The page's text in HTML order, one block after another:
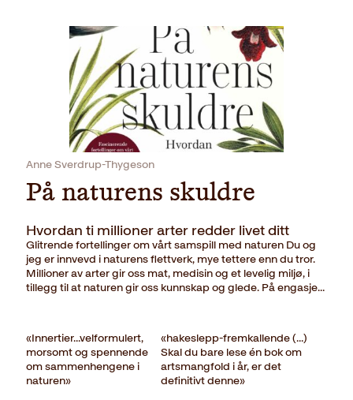
Anne Sverdrup-Thygeson
På naturens skuldre
Hvordan ti millioner arter redder livet ditt
Glitrende fortellinger om vårt samspill med naturen Du og
jeg er innvevd i naturens flettverk, mye tettere enn du tror.
Millioner av arter gir oss mat, medisin og et levelig miljø, i
tillegg til at naturen gir oss kunnskap og glede. På engasje…
«Innertier…velformulert,
morsomt og spennende
om sammenhengene i
naturen»
«hakeslepp-fremkallende (…)
Skal du bare lese én bok om
artsmangfold i år, er det
definitivt denne»